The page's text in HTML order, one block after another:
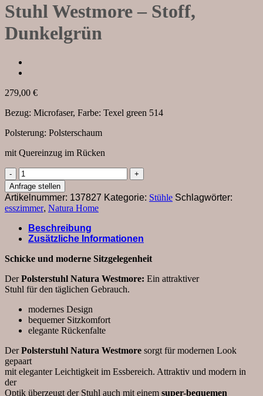
Stuhl Westmore – Stoff,
Dunkelgrün
279,00 €
Bezug: Microfaser, Farbe: Texel green 514
Polsterung: Polsterschaum
mit Quereinzug im Rücken
Stuhl
Westmore
-
Stoff,
Dunkelgrün
Menge
Anfrage stellen
Artikelnummer: 137827 Kategorie: Stühle Schlagwörter:
esszimmer, Natura Home
Beschreibung
Zusätzliche Informationen
Schicke und moderne Sitzgelegenheit
DerPolsterstuhl Natura Westmore: Ein attraktiver
Stuhl für den täglichen Gebrauch.
modernes Design
bequemer Sitzkomfort
elegante Rückenfalte
DerPolsterstuhl Natura Westmore sorgt für modernen Look
gepaart
mit eleganter Leichtigkeit im Essbereich. Attraktiv und modern in
der
Optik überzeugt der Stuhl auch mit einem super-bequemen